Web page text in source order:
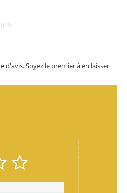
d'avis. Soyez le premier à en laisser